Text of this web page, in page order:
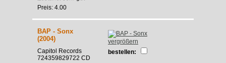
Preis: 4.00
BAP - Sonx
(2004)
Capitol Records
724359829722 CD
vergrößern
bestellen: